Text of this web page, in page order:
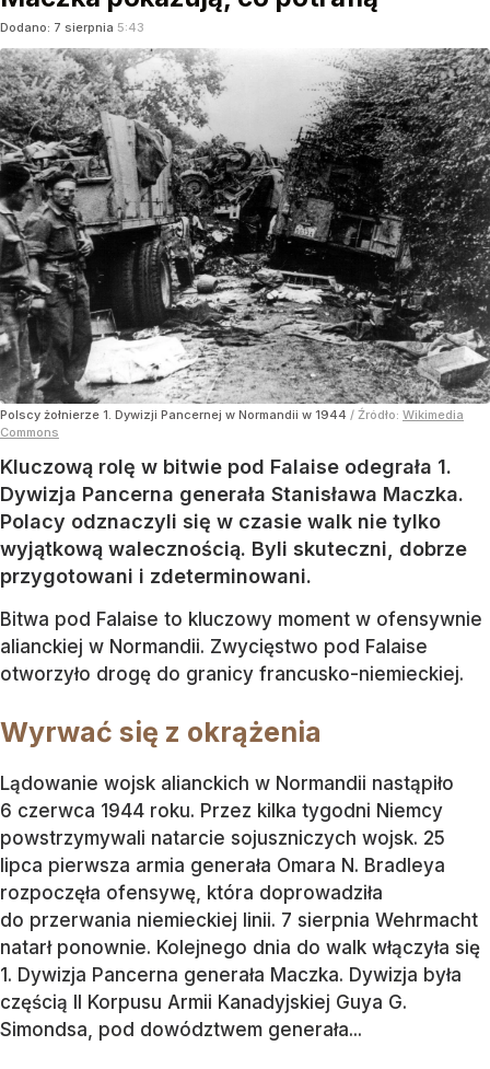
Dodano: 7 sierpnia 5:43
Polscy żołnierze 1. Dywizji Pancernej w Normandii w 1944 / Źródło: Wikimedia
Commons
Kluczową rolę w bitwie pod Falaise odegrała 1.
Dywizja Pancerna generała Stanisława Maczka.
Polacy odznaczyli się w czasie walk nie tylko
wyjątkową walecznością. Byli skuteczni, dobrze
przygotowani i zdeterminowani.
Bitwa pod Falaise to kluczowy moment w ofensywnie
alianckiej w Normandii. Zwycięstwo pod Falaise
otworzyło drogę do granicy francusko-niemieckiej.
Wyrwać się z okrążenia
Lądowanie wojsk alianckich w Normandii nastąpiło
6 czerwca 1944 roku. Przez kilka tygodni Niemcy
powstrzymywali natarcie sojuszniczych wojsk. 25
lipca pierwsza armia generała Omara N. Bradleya
rozpoczęła ofensywę, która doprowadziła
do przerwania niemieckiej linii. 7 sierpnia Wehrmacht
natarł ponownie. Kolejnego dnia do walk włączyła się
1. Dywizja Pancerna generała Maczka. Dywizja była
częścią II Korpusu Armii Kanadyjskiej Guya G.
Simondsa, pod dowództwem generała...